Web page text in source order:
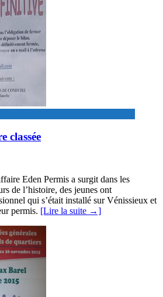
classée
Eden Permis a surgit dans les
de l’histoire, des jeunes ont
qui s’était installé sur Vénissieux et
permis. [Lire la suite →]